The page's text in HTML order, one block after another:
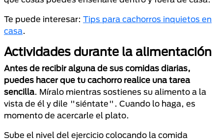
Te puede interesar: Tips para cachorros inquietos en
casa.
Actividades durante la alimentación
Antes de recibir alguna de sus comidas diarias,
puedes hacer que tu cachorro realice una tarea
sencilla. Míralo mientras sostienes su alimento a la
vista de él y dile "siéntate". Cuando lo haga, es
momento de acercarle el plato.
Sube el nivel del ejercicio colocando la comida